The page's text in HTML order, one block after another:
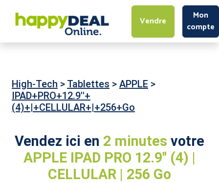
Vendre
Mon
compte
High-Tech > Tablettes > APPLE >
IPAD+PRO+12.9''+
(4)+|+CELLULAR+|+256+Go
Vendez ici en 2 minutes votre
APPLE IPAD PRO 12.9'' (4) |
CELLULAR | 256 Go